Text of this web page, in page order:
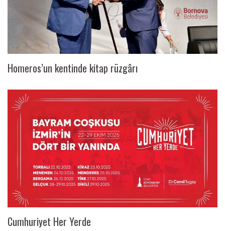
Homeros’un kentinde kitap rüzgârı
Cumhuriyet Her Yerde